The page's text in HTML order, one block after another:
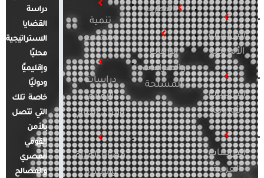
الدراسات
الأمريكية
الدراسات
الأوروبية
الدراسات
العربية
التطرف
الإرهاب
والصراعات
المسلحة
تنمية
ومجتمع
دراسات
الإعلام
والرأي العام
قضايا المرأة
والأسرة
دراسة
القضايا
الاستراتيجية
محليًا
وإقليميًا
ودوليًا
خاصة تلك
التي تتصل
بالأمن
القومي
المصري
والمصالح